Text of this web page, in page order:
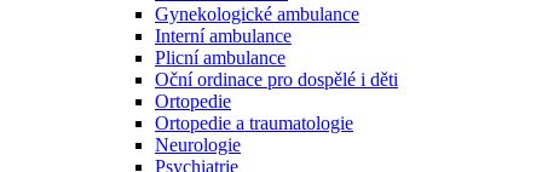
Gynekologické ambulance
Interní ambulance
Plicní ambulance
Oční ordinace pro dospělé i děti
Ortopedie
Ortopedie a traumatologie
Neurologie
Psychiatrie